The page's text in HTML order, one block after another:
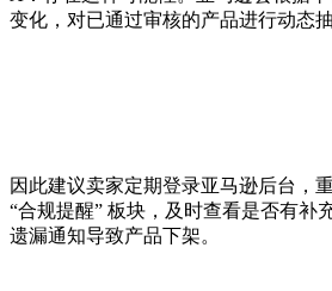
变化，对已通过审核的产品进行动态抽
因此建议卖家定期登录亚马逊后台，
“合规提醒” 板块，及时查看是否有补
遗漏通知导致产品下架。